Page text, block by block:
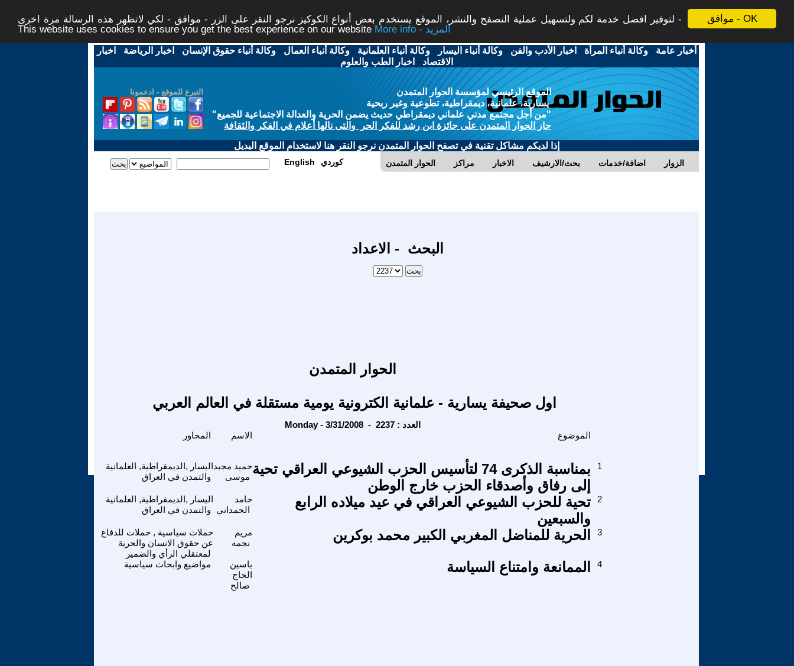
موافق - OK
لتوفير افضل خدمة لكم ولتسهيل عملية التصفح والنشر، الموقع يستخدم بعض أنواع الكوكيز نرجو النقر على الزر - موافق - لكي لاتظهر هذه الرسالة مرة اخرى -
This website uses cookies to ensure you get the best experience on our website
More info - المزيد
أخبار عامة -وكالة أنباء المرأة - اخبار الأدب والفن -وكالة أنباء اليسار -وكالة أنباء العلمانية -وكالة أنباء العمال -وكالة أنباء حقوق الإنسان - اخبار الرياضة - اخبار
الاقتصاد - اخبار الطب والعلوم
التبرع للموقع - ادعمونا
الموقع الرئيسي لمؤسسة الحوار المتمدن
يسارية، علمانية، ديمقراطية، تطوعية وغير ربحية
"من أجل مجتمع مدني علماني ديمقراطي حديث يضمن الحرية والعدالة الاجتماعية للجميع"
حاز الحوار المتمدن على جائزة ابن رشد للفكر الحر والتى نالها أعلام في الفكر والثقافة
إذا لديكم مشاكل تقنية في تصفح الحوار المتمدن نرجو النقر هنا لاستخدام الموقع البديل
الحوار المتمدن مراكز الاخبار بحث/الارشيف اضافة/خدمات الزوار English كوردي
البحث - الاعداد
الحوار المتمدن
اول صحيفة يسارية - علمانية الكترونية يومية مستقلة في العالم العربي
Monday - 3/31/2008 - العدد : 2237
الاسم الموضوع
اليسار ,الديمقراطية, العلمانية
والتمدن في العراق
حميد مجيد
موسى بمناسبة الذكرى 74 لتأسيس الحزب الشيوعي العراقي تحية
إلى رفاق وأصدقاء الحزب خارج الوطن
1
اليسار ,الديمقراطية, العلمانية
والتمدن في العراق
حامد
الحمداني
تحية للحزب الشيوعي العراقي في عيد ميلاده الرابع
والسبعين
2
حملات سياسية , حملات للدفاع
عن حقوق الانسان والحرية
لمعتقلي الرأي والضمير
مريم
نجمه
الحرية للمناضل المغربي الكبير محمد بوكرين 3
مواضيع وابحاث سياسية
ياسين
الحاج
صالح
الممانعة وامتناع السياسة 4